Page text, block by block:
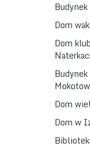
Dom
Dom
Dom
Dom w